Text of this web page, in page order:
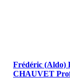
Frédéric (Aldo)
CHAUVET